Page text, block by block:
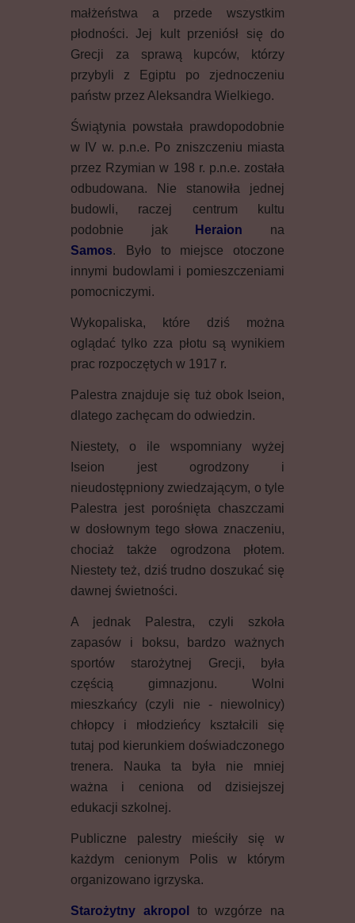
małżeństwa a przede wszystkim
płodności. Jej kult przeniósł się do
Grecji za sprawą kupców, którzy
przybyli z Egiptu po zjednoczeniu
państw przez Aleksandra Wielkiego.
Świątynia powstała prawdopodobnie
w IV w. p.n.e. Po zniszczeniu miasta
przez Rzymian w 198 r. p.n.e. została
odbudowana. Nie stanowiła jednej
budowli, raczej centrum kultu
podobnie jak
Heraion na
Samos.
Było to miejsce otoczone
innymi budowlami i pomieszczeniami
pomocniczymi.
Wykopaliska, które dziś można
oglądać tylko zza płotu są wynikiem
prac rozpoczętych w 1917 r.
Palestra znajduje się tuż obok Iseion,
dlatego zachęcam do odwiedzin.
Niestety, o ile wspomniany wyżej
Iseion jest ogrodzony i
nieudostępniony zwiedzającym, o tyle
Palestra jest porośnięta chaszczami
w dosłownym tego słowa znaczeniu,
chociaż także ogrodzona płotem.
Niestety też, dziś trudno doszukać się
dawnej świetności.
A jednak Palestra, czyli szkoła
zapasów i boksu, bardzo ważnych
sportów starożytnej Grecji, była
częścią gimnazjonu. Wolni
mieszkańcy (czyli nie - niewolnicy)
chłopcy i młodzieńcy kształcili się
tutaj pod kierunkiem doświadczonego
trenera. Nauka ta była nie mniej
ważna i ceniona od dzisiejszej
edukacji szkolnej.
Publiczne palestry mieściły się w
każdym cenionym Polis w którym
organizowano igrzyska.
Starożytny akropol
to wzgórze na